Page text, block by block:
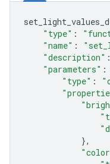
"type" :
"name" :
"description" :
"parameters" :
"type" :
},